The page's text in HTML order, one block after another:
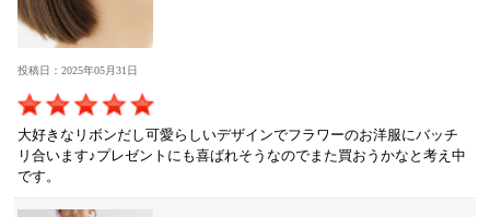
投稿日：2025年05月31日
大好きなリボンだし可愛らしいデザインでフラワーのお洋服にバッチ
リ合います♪プレゼントにも喜ばれそうなのでまた買おうかなと考え中
です。